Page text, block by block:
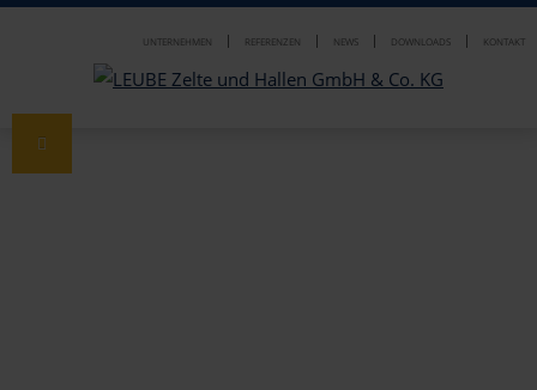
UNTERNEHMEN REFERENZEN NEWS DOWNLOADS KONTAKT